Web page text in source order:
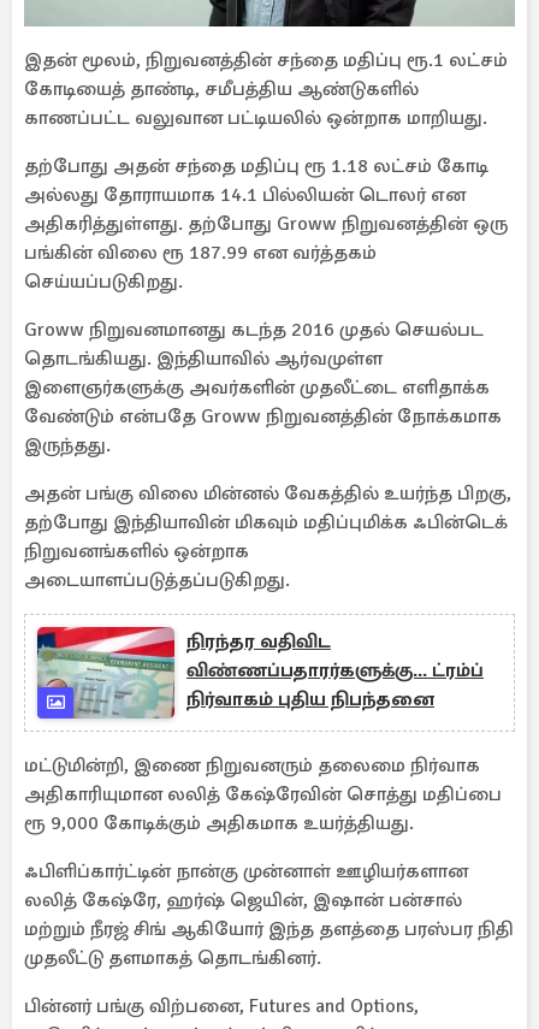
இதன் மூலம், நிறுவனத்தின் சந்தை மதிப்பு ரூ.1 லட்சம்
கோடியைத் தாண்டி, சமீபத்திய ஆண்டுகளில்
காணப்பட்ட வலுவான பட்டியலில் ஒன்றாக மாறியது.
தற்போது அதன் சந்தை மதிப்பு ரூ 1.18 லட்சம் கோடி
அல்லது தோராயமாக 14.1 பில்லியன் டொலர் என
அதிகரித்துள்ளது. தற்போது Groww நிறுவனத்தின் ஒரு
பங்கின் விலை ரூ 187.99 என வர்த்தகம்
செய்யப்படுகிறது.
Groww நிறுவனமானது கடந்த 2016 முதல் செயல்பட
தொடங்கியது. இந்தியாவில் ஆர்வமுள்ள
இளைஞர்களுக்கு அவர்களின் முதலீட்டை எளிதாக்க
வேண்டும் என்பதே Groww நிறுவனத்தின் நோக்கமாக
இருந்தது.
அதன் பங்கு விலை மின்னல் வேகத்தில் உயர்ந்த பிறகு,
தற்போது இந்தியாவின் மிகவும் மதிப்புமிக்க ஃபின்டெக்
நிறுவனங்களில் ஒன்றாக
அடையாளப்படுத்தப்படுகிறது.
நிரந்தர வதிவிட
விண்ணப்பதாரர்களுக்கு... ட்ரம்ப்
நிர்வாகம் புதிய நிபந்தனை
மட்டுமின்றி, இணை நிறுவனரும் தலைமை நிர்வாக
அதிகாரியுமான லலித் கேஷ்ரேவின் சொத்து மதிப்பை
ரூ 9,000 கோடிக்கும் அதிகமாக உயர்த்தியது.
ஃபிளிப்கார்ட்டின் நான்கு முன்னாள் ஊழியர்களான
லலித் கேஷ்ரே, ஹர்ஷ் ஜெயின், இஷான் பன்சால்
மற்றும் நீரஜ் சிங் ஆகியோர் இந்த தளத்தை பரஸ்பர நிதி
முதலீட்டு தளமாகத் தொடங்கினர்.
பின்னர் பங்கு விற்பனை, Futures and Options,